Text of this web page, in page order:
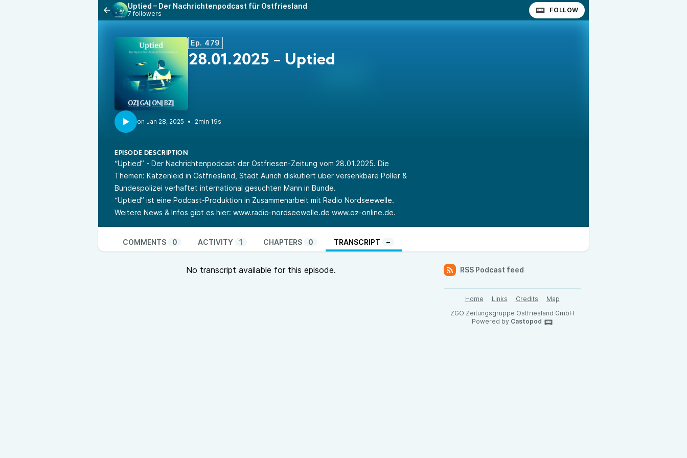
Uptied – Der Nachrichtenpodcast für Ostfriesland
7 followers FOLLOW
Ep. 479
28.01.2025 - Uptied
• 2min 19s
EPISODE DESCRIPTION
“Uptied” - Der Nachrichtenpodcast der Ostfriesen-Zeitung vom 28.01.2025. Die
Themen: Katzenleid in Ostfriesland, Stadt Aurich diskutiert über versenkbare Poller &
Bundespolizei verhaftet international gesuchten Mann in Bunde.
“Uptied” ist eine Podcast-Produktion in Zusammenarbeit mit Radio Nordseewelle.
Weitere News & Infos gibt es hier: www.radio-nordseewelle.de www.oz-online.de.
COMMENTS 0 ACTIVITY 1 CHAPTERS 0 TRANSCRIPT –
No transcript available for this episode. RSS Podcast feed
Home Links Credits
Map
ZGO Zeitungsgruppe Ostfriesland GmbH
Powered by Castopod